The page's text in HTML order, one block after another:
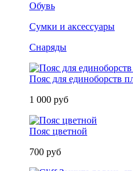
Обувь
Сумки и аксессуары
Снаряды
Пояс для единоборств
1 000 руб
Пояс цветной
700 руб